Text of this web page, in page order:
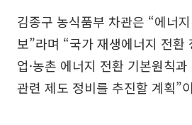
김종구 농식품부 차관은 “에너
보”라며 “국가 재생에너지 전환
업·농촌 에너지 전환 기본원칙
관련 제도 정비를 추진할 계획”